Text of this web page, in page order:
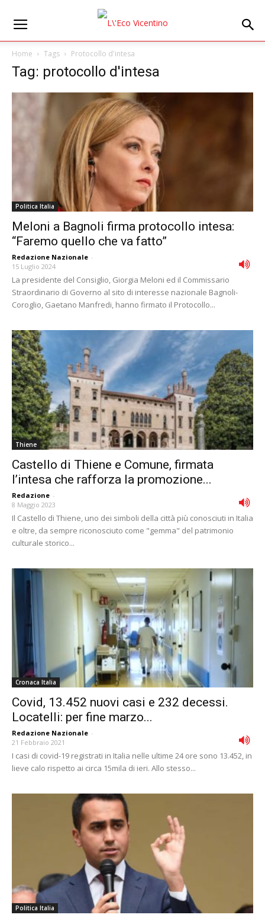
Home Tags Protocollo d'intesa
Tag: protocollo d'intesa
Politica Italia
Meloni a Bagnoli firma protocollo intesa:
“Faremo quello che va fatto”
Redazione Nazionale -
15 Luglio 2024
La presidente del Consiglio, Giorgia Meloni ed il Commissario
Straordinario di Governo al sito di interesse nazionale Bagnoli-
Coroglio, Gaetano Manfredi, hanno firmato il Protocollo...
Thiene
Castello di Thiene e Comune, firmata
l’intesa che rafforza la promozione...
Redazione -
8 Maggio 2023
Il Castello di Thiene, uno dei simboli della città più conosciuti in Italia
e oltre, da sempre riconosciuto come "gemma" del patrimonio
culturale storico...
Cronaca Italia
Covid, 13.452 nuovi casi e 232 decessi.
Locatelli: per fine marzo...
Redazione Nazionale -
21 Febbraio 2021
I casi di covid-19 registrati in Italia nelle ultime 24 ore sono 13.452, in
lieve calo rispetto ai circa 15mila di ieri. Allo stesso...
Politica Italia